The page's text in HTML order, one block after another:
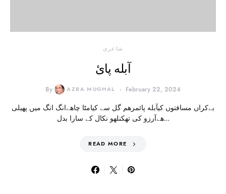
شاعری
آبله پائ
By AZRA MUGHAL February 22, 2024
بےکراں مسافتوں کیآبله پائمرهم گل سے کیامٹا چاهےانگ انگ میں پهیلی
هےآرزو کی تھکنلهو نکال کے سارا بدل…
READ MORE